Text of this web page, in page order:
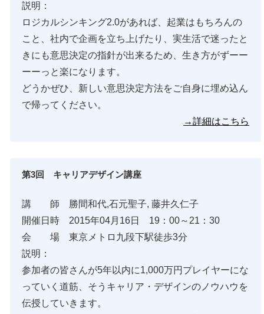
説明：
ロジカルシンキング2.0があれば、起業はもちろんの
こと、社内で企画を立ち上げたり、実生活で迷ったと
きにも意思決定の指針が出来るため、生き方がずーー
ーーっと楽になります。
どうかぜひ、新しい意思決定方法をご自身に埋め込ん
で帰ってください。
→詳細はこちら
第3回 キャリアデザイン講座
講 師 勝間和代,石元聖子, 藤井久仁子
開催日時 2015年04月16日 19：00～21：30
会 場 東京メトロ九段下駅徒歩3分
説明：
参加者の皆さんが5年以内に1,000万円プレイヤーにな
っていく道筋、そうキャリア・デザインのノウハウを
伝授していきます。